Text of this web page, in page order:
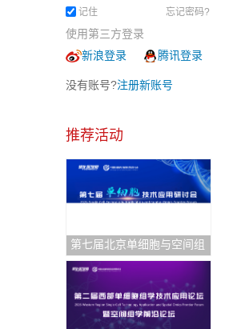
记住 忘记密码?
使用第三方登录
新浪登录
腾讯登录
没有账号?注册新账号
推荐活动
第七届北京单细胞与空间组
学研讨会